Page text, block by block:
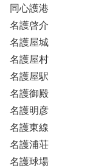
同心護港
名護啓介
名護屋城
名護屋村
名護屋駅
名護御殿
名護明彦
名護東線
名護浦荘
名護球場